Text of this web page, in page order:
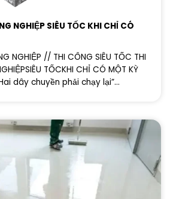
NGHIỆP SIÊU TỐC KHI CHỈ CÓ
NGHIỆP // THI CÔNG SIÊU TỐC THI
TỐCKHI CHỈ CÓ MỘT KỲ
dây chuyền phải chạy lại”...